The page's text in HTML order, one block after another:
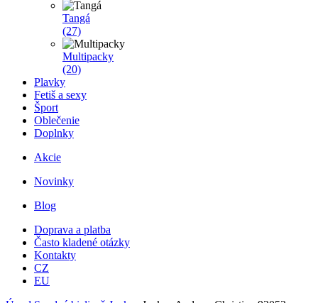
Tangá
(27)
Multipacky
(20)
Plavky
Fetiš a sexy
Šport
Oblečenie
Doplnky
Akcie
Novinky
Blog
Doprava a platba
Často kladené otázky
Kontakty
CZ
EU